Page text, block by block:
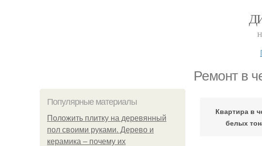
Ремонт в
Популярные материалы
Положить плитку на деревянный
пол своими руками. Дерево и
керамика – почему их
Квартира в
белых